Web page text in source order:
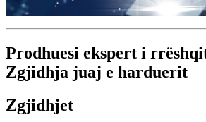
Prodhuesi ekspert i
Zgjidhja juaj e harduerit
Zgjidhjet